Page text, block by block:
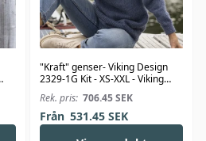
"Kraft" genser- Viking Design
2329-1G Kit - XS-XXL - Viking
Wool
Rek. pris: 706.45SEK
Från 531.45SEK